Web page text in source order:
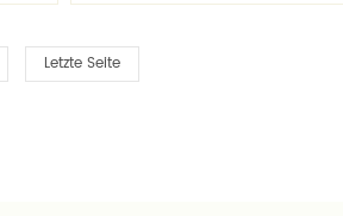
Flaschen kontaktieren Sie uns
Letzte Seite